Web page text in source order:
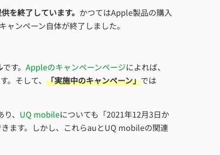
を終了しています。 かつてはApple製品の購入
ンペーン自体が終了しました。
です。 Appleのキャンペーンページによれば、
。そして、 「実施中のキャンペーン」では
、 UQ mobileについても「2021年12月3日か
ます。しかし、これらauとUQ mobileの関連